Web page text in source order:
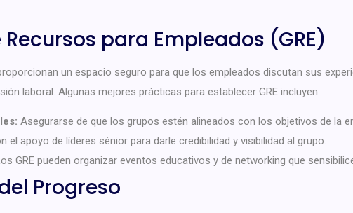
para Empleados (GRE)
un espacio seguro para que los empleados discutan sus
laboral. Algunas mejores prácticas para establecer GRE incluyen:
Asegurarse de que los grupos estén alineados con los objetivos de la
el apoyo de líderes sénior para darle credibilidad y visibilidad al grupo.
GRE pueden organizar eventos educativos y de networking que
Progreso